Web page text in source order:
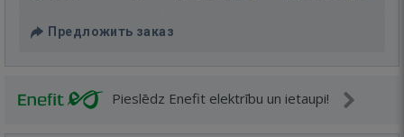
Предложить заказ
Pieslēdz Enefit elektrību un ietaupi!